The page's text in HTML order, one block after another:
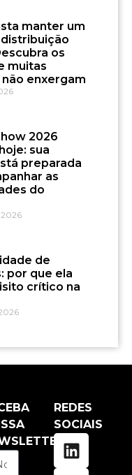
manter um
os
muitas
enxergam
2026
sua
preparada
as
do
2026
de
por que ela
crítico na
REDES
SOCIAIS